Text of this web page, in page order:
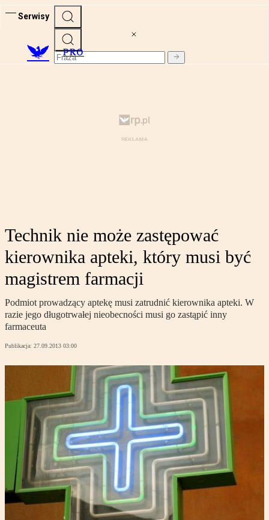
Serwisy
PRO
Technik nie może zastępować
kierownika apteki, który musi być
magistrem farmacji
Podmiot prowadzący aptekę musi zatrudnić kierownika apteki. W
razie jego długotrwałej nieobecności musi go zastąpić inny
farmaceuta
Publikacja: 27.09.2013 03:00